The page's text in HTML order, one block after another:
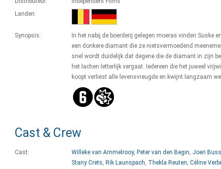
Landen:
Synopsis:
In het nabij de boerderij gelegen moeras vinden Suske
een donkere diamant die ze nietsvermoedend
snel wordt duidelijk dat degene die de diamant in zijn
het lachen letterlijk vergaat. Iedereen die het juweel
koopt verliest alle levensvreugde en kwijnt langzaam
Cast & Crew
Cast: Willeke van Ammelrooy, Peter van den Begin, Joeri
Stany Crets, Rik Launspach, Thekla Reuten, Céline